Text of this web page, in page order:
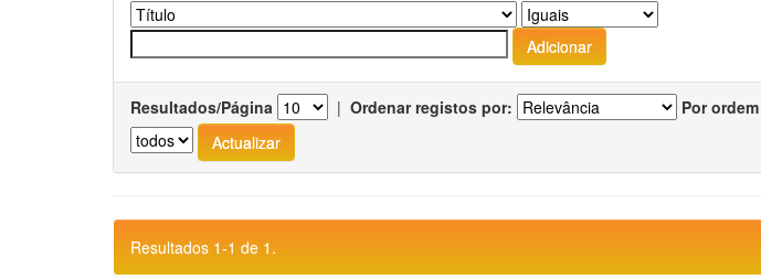
Resultados/Página | Ordenar registos por: Por ordem
Resultados 1-1 de 1.